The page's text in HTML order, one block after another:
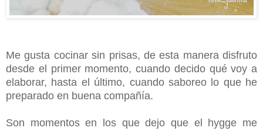
Me gusta cocinar sin prisas, de esta manera disfruto
desde el primer momento, cuando decido qué voy a
elaborar, hasta el último, cuando saboreo lo que he
preparado en buena compañía.
Son momentos en los que dejo que el hygge me